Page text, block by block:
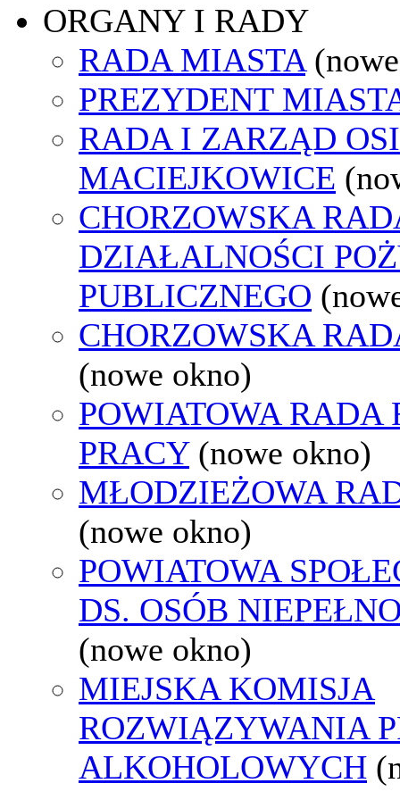
ORGANY I RADY
RADA MIASTA
PREZYDENT
RADA I ZARZĄD
MACIEJKOWICE
CHORZOWSKA
DZIAŁALNOŚCI
PUBLICZNEGO
CHORZOWSKA
(nowe okno)
POWIATOWA RADA
PRACY (nowe okno)
MŁODZIEŻOWA
(nowe okno)
POWIATOWA
DS. OSÓB
(nowe okno)
MIEJSKA KOMISJA
ROZWIĄZYWANIA
ALKOHOLOWYCH